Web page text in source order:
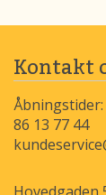
Kontakt
86 13 77 44